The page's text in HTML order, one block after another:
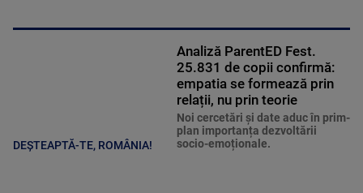
DEȘTEAPTĂ-TE, ROMÂNIA!
Analiză ParentED Fest.
25.831 de copii confirmă:
empatia se formează prin
relații, nu prin teorie
Noi cercetări și date aduc în prim-
plan importanța dezvoltării
socio-emoționale.